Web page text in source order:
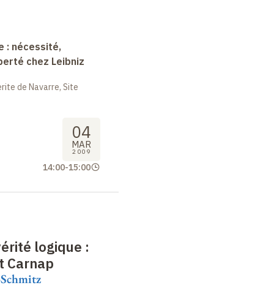
: nécessité,
chez Leibniz
de Navarre, Site
04
MAR
2009
14:00-15:00
logique :
Carnap